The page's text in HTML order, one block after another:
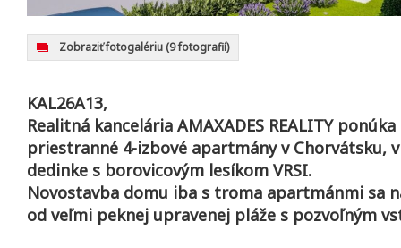
Zobraziť fotogalériu (9 fotografií)
KAL26A13,
Realitná kancelária AMAXADES REALITY
priestranné 4-izbové apartmány v Chorvátsku,
dedinke s borovicovým lesíkom VRSI.
Novostavba domu iba s troma apartmánmi sa
od veľmi peknej upravenej pláže s pozvoľným